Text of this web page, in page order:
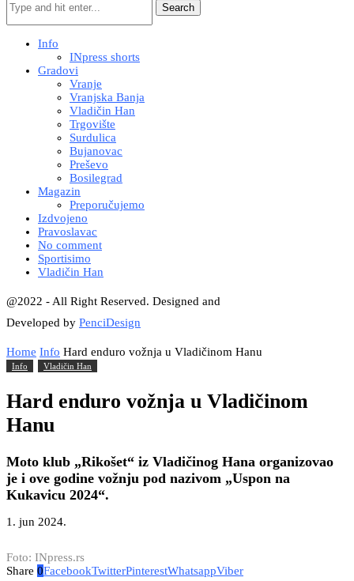
Search
Info
INpress shorts
Gradovi
Vranje
Vranjska Banja
Vladičin Han
Trgovište
Surdulica
Bujanovac
Preševo
Bosilegrad
Magazin
Preporučujemo
Izdvojeno
Pravoslavac
No comment
Sportisimo
Vladičin Han
@2022 - All Right Reserved. Designed and
Developed by PenciDesign
Home Info Hard enduro vožnja u Vladičinom Hanu
Info Vladičin Han
Hard enduro vožnja u Vladičinom
Hanu
Moto klub „Rikošet“ iz Vladičinog Hana organizovao
je i ove godine vožnju pod nazivom „Uspon na
Kukavicu 2024“.
1. jun 2024.
Foto: INpress.rs
Share 0FacebookTwitterPinterestWhatsappViber